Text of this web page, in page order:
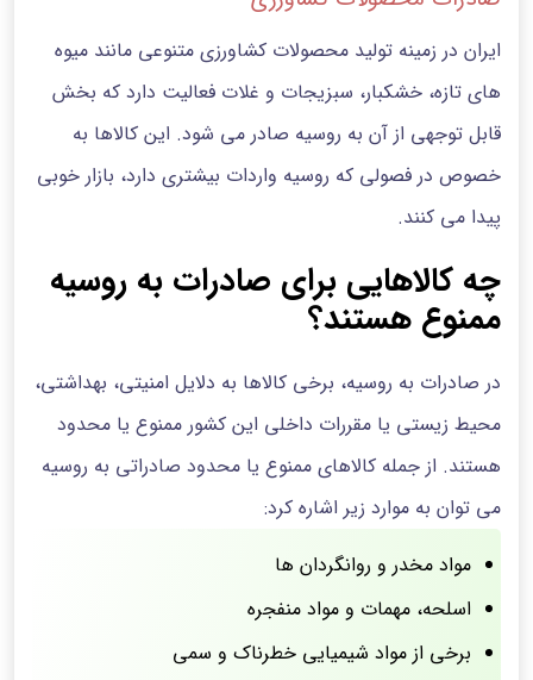
ایران در زمینه تولید محصولات کشاورزی متنوعی مانند میوه
های تازه، خشکبار، سبزیجات و غلات فعالیت دارد که بخش
قابل توجهی از آن به روسیه صادر می شود. این کالاها به
خصوص در فصولی که روسیه واردات بیشتری دارد، بازار خوبی
پیدا می کنند.
چه کالاهایی برای صادرات به روسیه
ممنوع هستند؟
در صادرات به روسیه، برخی کالاها به دلایل امنیتی، بهداشتی،
محیط‌ زیستی یا مقررات داخلی این کشور ممنوع یا محدود
هستند. از جمله کالاهای ممنوع یا محدود صادراتی به روسیه
می توان به موارد زیر اشاره کرد:
مواد مخدر و روانگردان ها
اسلحه، مهمات و مواد منفجره
برخی از مواد شیمیایی خطرناک و سمی